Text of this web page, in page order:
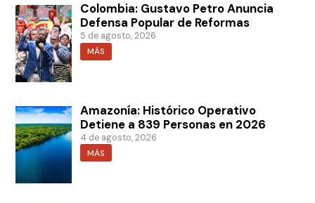
Colombia: Gustavo Petro Anuncia
Defensa Popular de Reformas
5 de agosto, 2026
MÁS
Amazonía: Histórico Operativo
Detiene a 839 Personas en 2026
4 de agosto, 2026
MÁS